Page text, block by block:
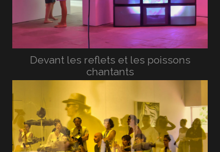
Devant les reflets et les poissons
chantants